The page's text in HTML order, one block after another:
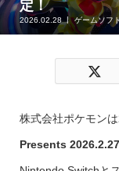
定！
2026.02.28 ゲームソフ
株式会社ポケモン
Presents 2026.2.27